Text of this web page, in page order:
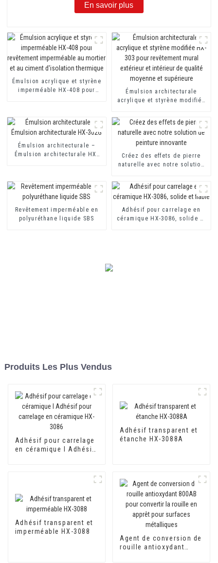
En savoir plus
Émulsion acrylique et styrène
imperméable HX-408 pour
d'isolation thermique
Émulsion architecturale
acrylique et styrène modifiée
extérieur et intérieur de
qualité moyenne et supérieure
Émulsion architecturale –
Émulsion architecturale HX-
Créez des effets de pierre
naturelle avec notre solution
Revêtement imperméable en
polyuréthane liquide SBS
Adhésif pour carrelage en
céramique HX-3086, solide et
Produits Les Plus Vendus
Adhésif pour carrelage
en céramique I Adhésif
Adhésif transparent et
étanche HX-3088A
Adhésif transparent et
imperméable HX-3088
Agent de conversion de
rouille antioxydant